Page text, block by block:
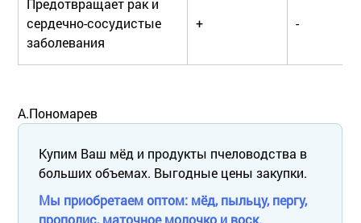
Предотвращает рак и
сердечно-сосудистые
заболевания
+ -
А.Пономарев
Купим Ваш мёд и продукты пчеловодства в
больших объемах. Выгодные цены закупки.
Мы приобретаем оптом: мёд, пыльцу, пергу,
прополис, маточное молочко и воск.